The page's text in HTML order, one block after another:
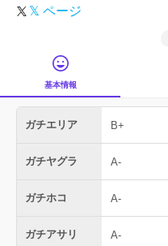
𝕏 ページ
基本情報
ガチエリア B+
ガチヤグラ A-
ガチホコ A-
ガチアサリ A-